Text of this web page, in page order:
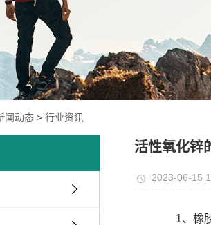
闻动态 > 行业资讯
活性氧化锌
2023-06-15
1、橡胶